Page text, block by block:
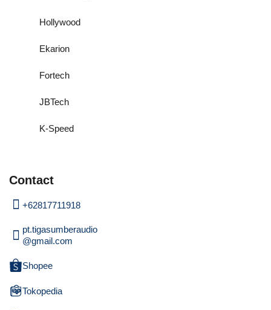
Hollywood
Ekarion
Fortech
JBTech
K-Speed
Contact
+62817711918
pt.tigasumberaudio
@gmail.com
Shopee
Tokopedia